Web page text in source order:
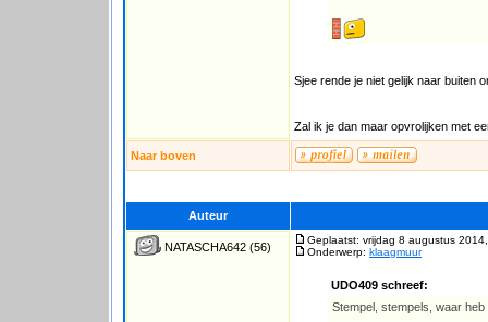
Sjee rende je niet gelijk naar buiten
Zal ik je dan maar opvrolijken met
Naar boven
Auteur
NATASCHA642 (56)
Geplaatst: vrijdag 8 augustus
Onderwerp: klaagmuur
UDO409 schreef:
Stempel, stempels, waar